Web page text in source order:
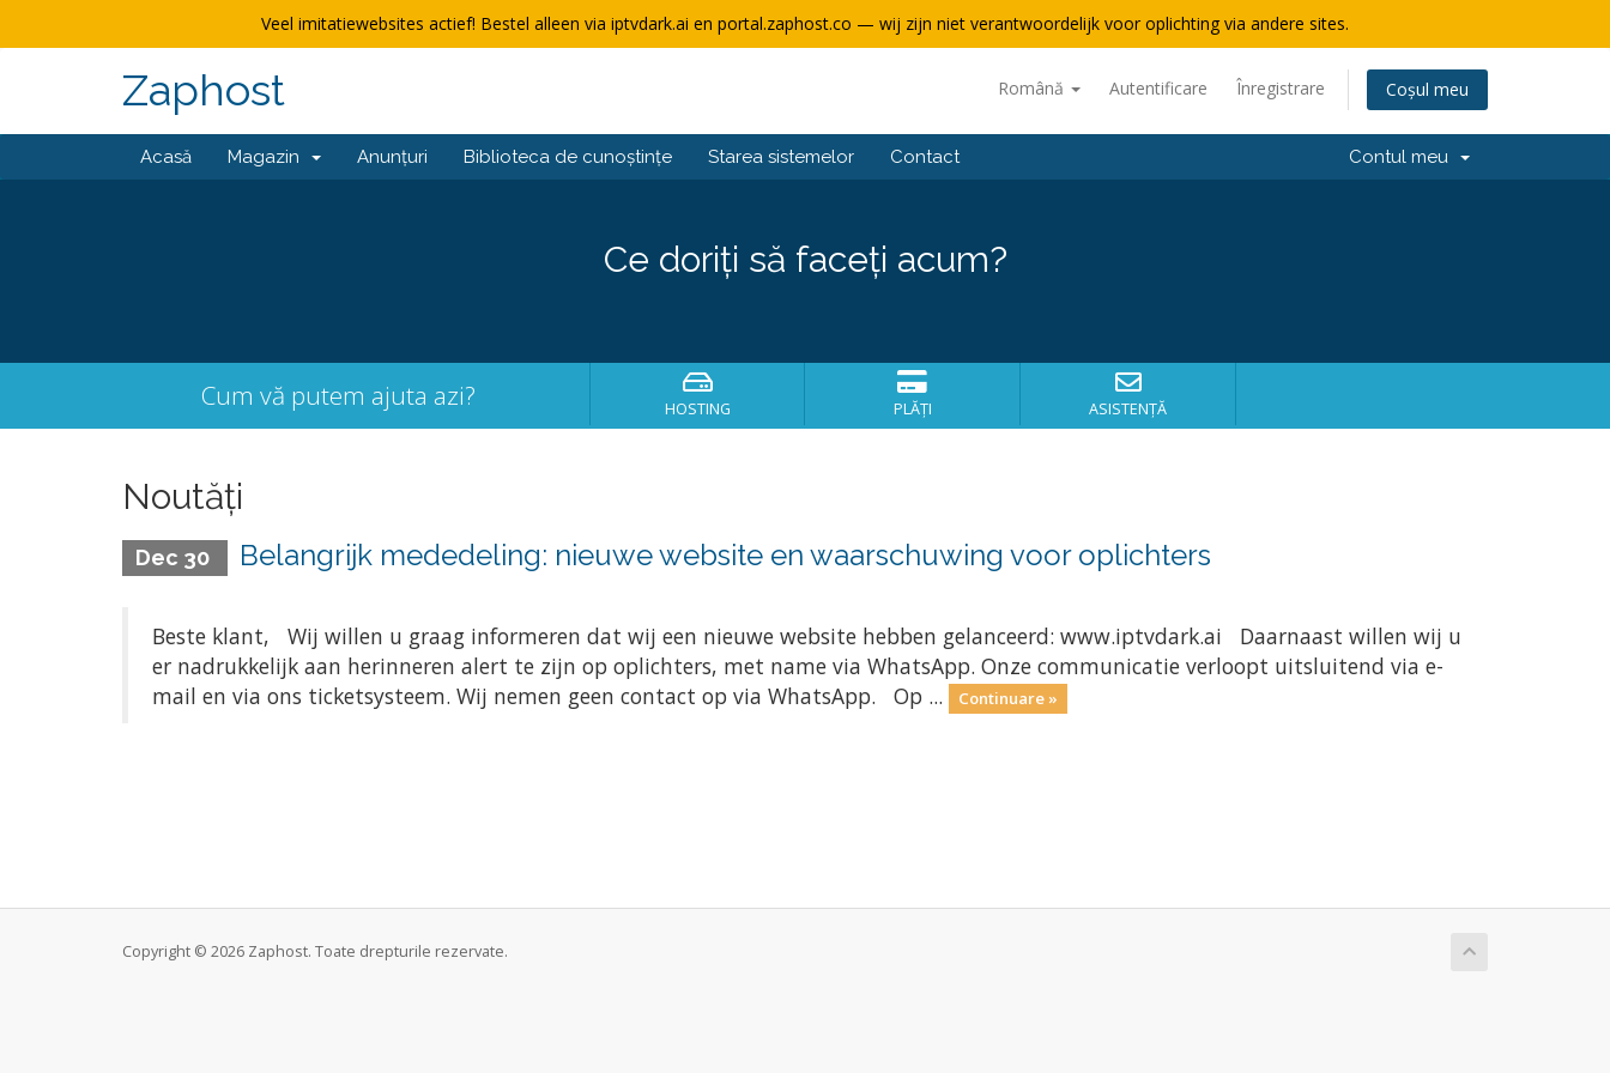
Veel imitatiewebsites actief! Bestel alleen via iptvdark.ai en portal.zaphost.co — wij zijn niet verantwoordelijk voor oplichting via andere sites.
Română Autentificare Înregistrare Coșul meu
Zaphost
Acasă Magazin Anunțuri Biblioteca de cunoștințe Starea sistemelor Contact Contul meu
Ce doriți să faceți acum?
Cum vă putem ajuta azi? HOSTING PLĂȚI ASISTENȚĂ
Noutăți
Dec 30 Belangrijk mededeling: nieuwe website en waarschuwing voor oplichters
Beste klant, Wij willen u graag informeren dat wij een nieuwe website hebben gelanceerd: www.iptvdark.ai Daarnaast willen wij u
er nadrukkelijk aan herinneren alert te zijn op oplichters, met name via WhatsApp. Onze communicatie verloopt uitsluitend via e-
mail en via ons ticketsysteem. Wij nemen geen contact op via WhatsApp. Op ...
Continuare »
Copyright © 2026 Zaphost. Toate drepturile rezervate.